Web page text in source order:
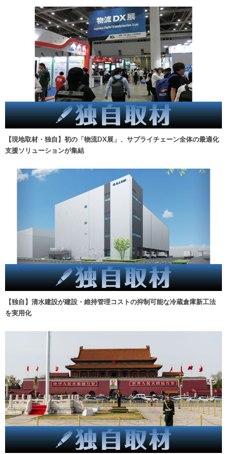
【現地取材・独自】初の「物流DX展」、サプライチェーン全体の最適化
支援ソリューションが集結
【独自】清水建設が建設・維持管理コストの抑制可能な冷蔵倉庫新工法
を実用化